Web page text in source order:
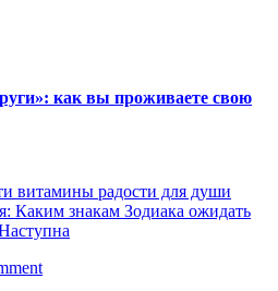
как вы проживаете свою
витамины радости для души
Каким знакам Зодиака ожидать